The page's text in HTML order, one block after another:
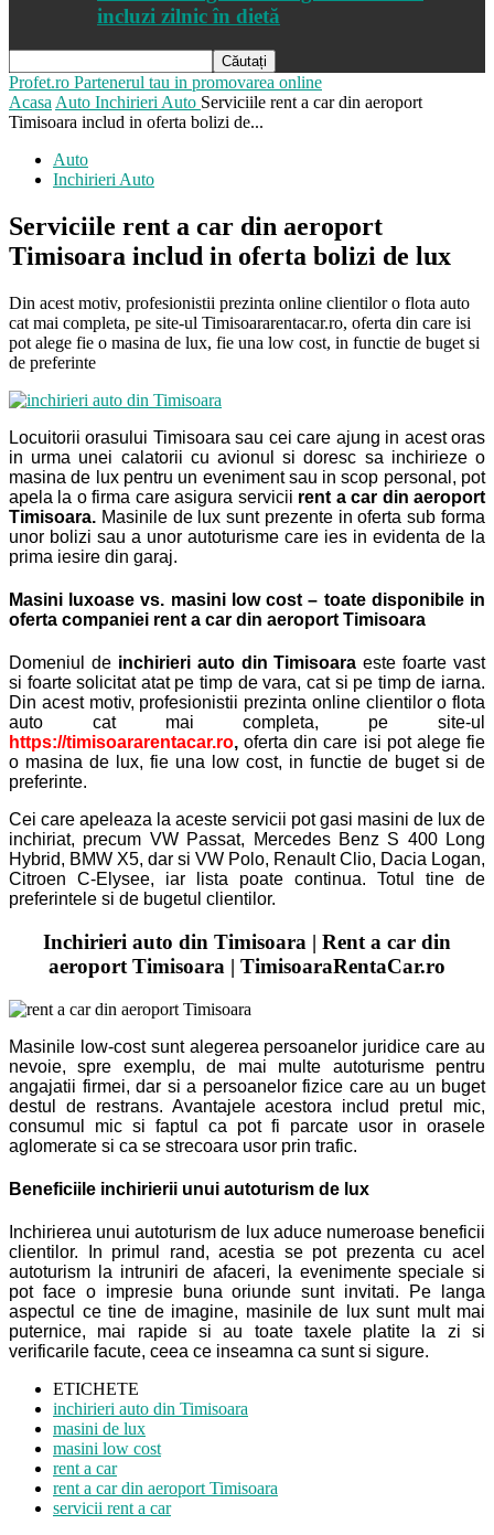
incluzi zilnic în dietă
Profet.ro Partenerul tau in promovarea online
Acasa Auto Inchirieri Auto Serviciile rent a car din aeroport
Timisoara includ in oferta bolizi de...
Auto
Inchirieri Auto
Serviciile rent a car din aeroport
Timisoara includ in oferta bolizi de lux
Din acest motiv, profesionistii prezinta online clientilor o flota auto
cat mai completa, pe site-ul Timisoararentacar.ro, oferta din care isi
pot alege fie o masina de lux, fie una low cost, in functie de buget si
de preferinte
Locuitorii orasului Timisoara sau cei care ajung in acest oras
in urma unei calatorii cu avionul si doresc sa inchirieze o
masina de lux pentru un eveniment sau in scop personal, pot
apela la o firma care asigura servicii rent a car dinaeroport
Timisoara. Masinile de lux sunt prezente in oferta sub forma
unor bolizi sau a unor autoturisme care ies in evidenta de la
prima iesire din garaj.
Masini luxoase vs. masini low cost – toate disponibile in
oferta companiei rent a car din aeroport Timisoara
Domeniul de inchirieri auto dinTimisoaraeste foarte vast
si foarte solicitat atat pe timp de vara, cat si pe timp de iarna.
Din acest motiv, profesionistii prezinta online clientilor o flota
auto cat mai completa, pe site-ul
https://timisoararentacar.ro,oferta din care isi pot alege fie
o masina de lux, fie una low cost, in functie de buget si de
preferinte.
Cei care apeleaza la aceste servicii pot gasi masini de lux de
inchiriat, precum VW Passat, Mercedes Benz S 400 Long
Hybrid, BMW X5, dar si VW Polo, Renault Clio, Dacia Logan,
Citroen C-Elysee, iar lista poate continua. Totul tine de
preferintele si de bugetul clientilor.
Inchirieri auto din Timisoara | Rent a car din
aeroport Timisoara | TimisoaraRentaCar.ro
Masinile low-cost sunt alegerea persoanelor juridice care au
nevoie, spre exemplu, de mai multe autoturisme pentru
angajatii firmei, dar si a persoanelor fizice care au un buget
destul de restrans. Avantajele acestora includ pretul mic,
consumul mic si faptul ca pot fi parcate usor in orasele
aglomerate si ca se strecoara usor prin trafic.
Beneficiile inchirierii unui autoturism de lux
Inchirierea unui autoturism de lux aduce numeroase beneficii
clientilor. In primul rand, acestia se pot prezenta cu acel
autoturism la intruniri de afaceri, la evenimente speciale si
pot face o impresie buna oriunde sunt invitati. Pe langa
aspectul ce tine de imagine, masinile de lux sunt mult mai
puternice, mai rapide si au toate taxele platite la zi si
verificarile facute, ceea ce inseamna ca sunt si sigure.
ETICHETE
inchirieri auto din Timisoara
masini de lux
masini low cost
rent a car
rent a car din aeroport Timisoara
servicii rent a car